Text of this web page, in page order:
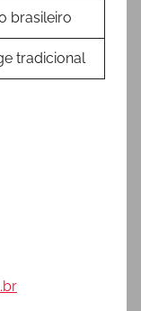
brasileiro
tradicional